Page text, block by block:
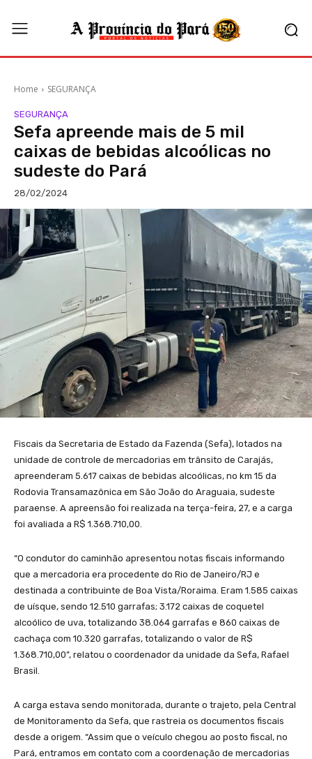
Home SEGURANÇA
SEGURANÇA
Sefa apreende mais de 5 mil
caixas de bebidas alcoólicas no
sudeste do Pará
28/02/2024
Fiscais da Secretaria de Estado da Fazenda (Sefa), lotados na
unidade de controle de mercadorias em trânsito de Carajás,
apreenderam 5.617 caixas de bebidas alcoólicas, no km 15 da
Rodovia Transamazônica em São João do Araguaia, sudeste
paraense. A apreensão foi realizada na terça-feira, 27, e a carga
foi avaliada a R$ 1.368.710,00.
“O condutor do caminhão apresentou notas fiscais informando
que a mercadoria era procedente do Rio de Janeiro/RJ e
destinada a contribuinte de Boa Vista/Roraima. Eram 1.585 caixas
de uísque, sendo 12.510 garrafas; 3.172 caixas de coquetel
alcoólico de uva, totalizando 38.064 garrafas e 860 caixas de
cachaça com 10.320 garrafas, totalizando o valor de R$
1.368.710,00”, relatou o coordenador da unidade da Sefa, Rafael
Brasil.
A carga estava sendo monitorada, durante o trajeto, pela Central
de Monitoramento da Sefa, que rastreia os documentos fiscais
desde a origem. “Assim que o veículo chegou ao posto fiscal, no
Pará, entramos em contato com a coordenação de mercadorias